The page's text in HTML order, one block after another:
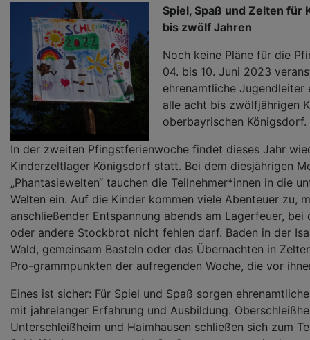
Spiel, Spaß und Zelten für
bis zwölf Jahren
Noch keine Pläne für die
04. bis 10. Juni 2023
ehrenamtliche Jugendleiter
alle acht bis zwölfjährigen
oberbayrischen Königsdorf.
In der zweiten Pfingstferienwoche findet dieses Jahr
Kinderzeltlager Königsdorf statt. Bei dem diesjährigen
„Phantasiewelten“ tauchen die Teilnehmer*innen in die
Welten ein. Auf die Kinder kommen viele Abenteuer zu,
anschließender Entspannung abends am Lagerfeuer, bei
oder andere Stockbrot nicht fehlen darf. Baden in der
Wald, gemeinsam Basteln oder das Übernachten in
Pro-grammpunkten der aufregenden Woche, die vor
Eines ist sicher: Für Spiel und Spaß sorgen
mit jahrelanger Erfahrung und Ausbildung.
Unterschleißheim und Haimhausen schließen sich zum